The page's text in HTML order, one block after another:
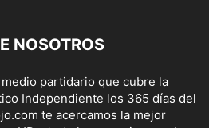
NOSOTROS
partidario que cubre la
Independiente los 365 días del
te acercamos la mejor